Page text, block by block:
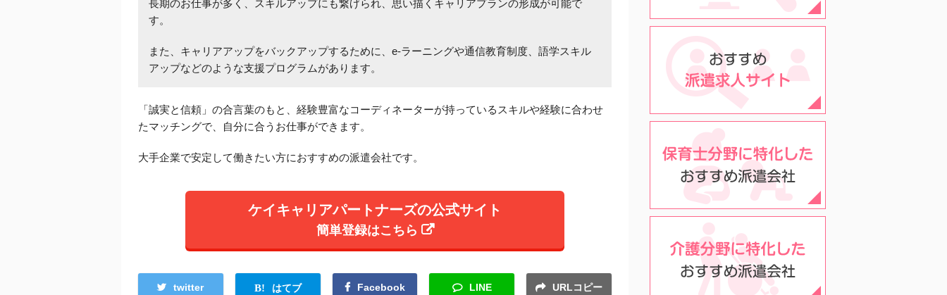
長期のお仕事が多く、スキルアップにも繋げられ、思い描くキャリアプランの形成が可能で
す。
また、キャリアアップをバックアップするために、e-ラーニングや通信教育制度、語学スキル
アップなどのような支援プログラムがあります。
「誠実と信頼」の合言葉のもと、経験豊富なコーディネーターが持っているスキルや経験に合わせ
たマッチングで、自分に合うお仕事ができます。
大手企業で安定して働きたい方におすすめの派遣会社です。
ケイキャリアパートナーズの公式サイト
簡単登録はこちら
twitter はてブ Facebook LINE URLコピー